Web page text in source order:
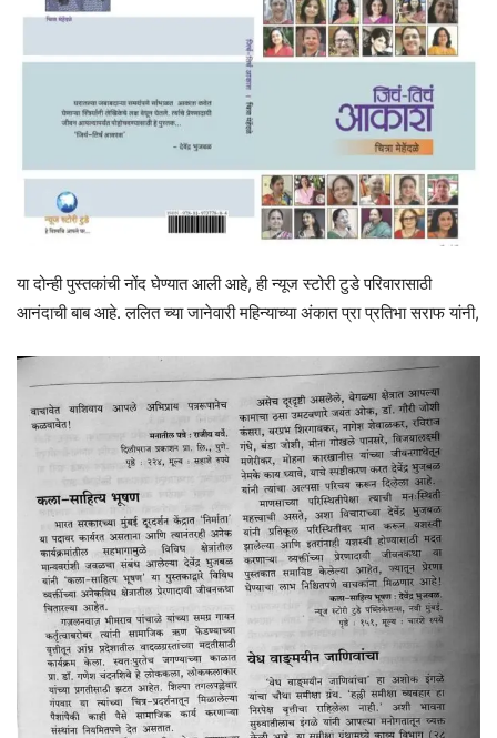
या दोन्ही पुस्तकांची नोंद घेण्यात आली आहे, ही न्यूज स्टोरी टुडे परिवारासाठी
आनंदाची बाब आहे. ललित च्या जानेवारी महिन्याच्या अंकात प्रा प्रतिभा सराफ यांनी,